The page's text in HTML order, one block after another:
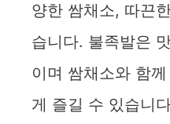
양한 쌈채소, 따끈
습니다. 불족발은
이며 쌈채소와 함
게 즐길 수 있습니